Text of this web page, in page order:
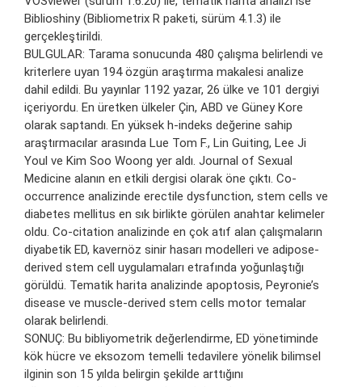
Biblioshiny (Bibliometrix R paketi, sürüm 4.1.3) ile
gerçekleştirildi.
BULGULAR: Tarama sonucunda 480 çalışma belirlendi ve
kriterlere uyan 194 özgün araştırma makalesi analize
dahil edildi. Bu yayınlar 1192 yazar, 26 ülke ve 101 dergiyi
içeriyordu. En üretken ülkeler Çin, ABD ve Güney Kore
olarak saptandı. En yüksek h-indeks değerine sahip
araştırmacılar arasında Lue Tom F., Lin Guiting, Lee Ji
Youl ve Kim Soo Woong yer aldı. Journal of Sexual
Medicine alanın en etkili dergisi olarak öne çıktı. Co-
occurrence analizinde erectile dysfunction, stem cells ve
diabetes mellitus en sık birlikte görülen anahtar kelimeler
oldu. Co-citation analizinde en çok atıf alan çalışmaların
diyabetik ED, kavernöz sinir hasarı modelleri ve adipose-
derived stem cell uygulamaları etrafında yoğunlaştığı
görüldü. Tematik harita analizinde apoptosis, Peyronie’s
disease ve muscle-derived stem cells motor temalar
olarak belirlendi.
SONUÇ: Bu bibliyometrik değerlendirme, ED yönetiminde
kök hücre ve eksozom temelli tedavilere yönelik bilimsel
ilginin son 15 yılda belirgin şekilde arttığını